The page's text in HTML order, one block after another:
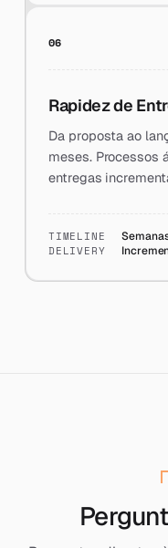
06
Rapidez de
Da proposta ao
meses. Processos
entregas
TIMELINE
DELIVERY